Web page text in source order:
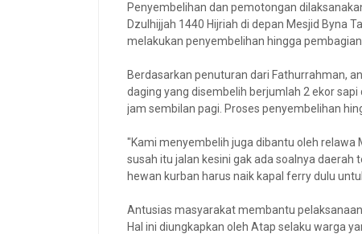
Penyembelihan dan pemotongan
Dzulhijjah 1440 Hijriah di depan Mesjid Byna
melakukan penyembelihan hingga
Berdasarkan penuturan dari Fathurrahman,
daging yang disembelih berjumlah 2 ekor
jam sembilan pagi. Proses penyembelihan
"Kami menyembelih juga dibantu oleh relawa
susah itu jalan kesini gak ada soalnya
hewan kurban harus naik kapal ferry dulu
Antusias masyarakat membantu
Hal ini diungkapkan oleh Atap selaku warga